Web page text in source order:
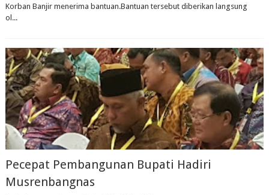
Korban Banjir menerima bantuan.Bantuan tersebut diberikan langsung
ol...
Pecepat Pembangunan Bupati Hadiri
Musrenbangnas